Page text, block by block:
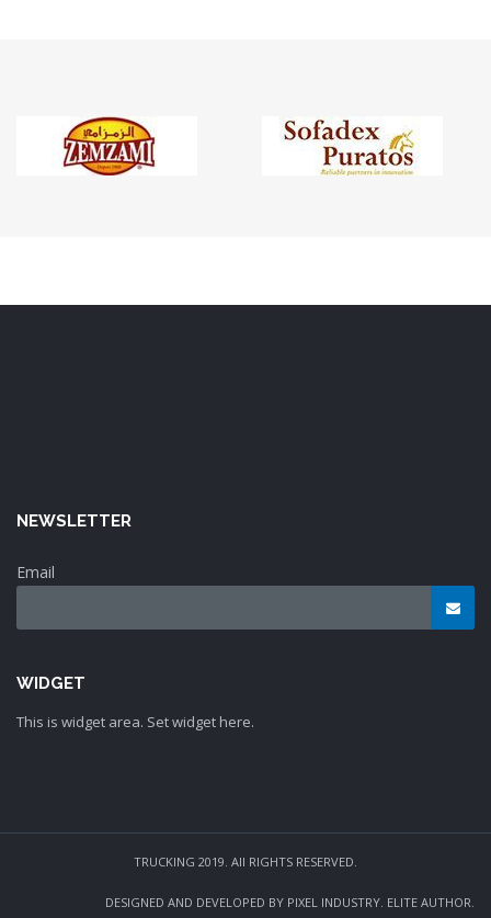
NEWSLETTER
Email
WIDGET
This is widget area. Set widget here.
TRUCKING 2019. All RIGHTS RESERVED.
DESIGNED AND DEVELOPED BY PIXEL INDUSTRY. ELITE AUTHOR.